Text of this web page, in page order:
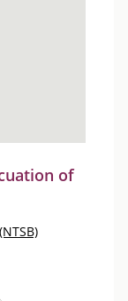
of